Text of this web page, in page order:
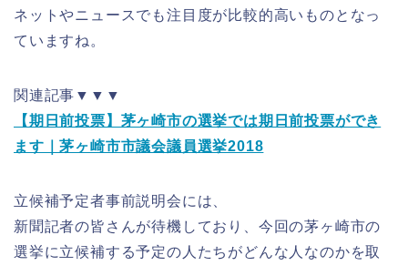
ネットやニュースでも注目度が比較的高いものとなっ
ていますね。
関連記事▼▼▼
【期日前投票】茅ヶ崎市の選挙では期日前投票ができ
ます｜茅ヶ崎市市議会議員選挙2018
立候補予定者事前説明会には、
新聞記者の皆さんが待機しており、今回の茅ヶ崎市の
選挙に立候補する予定の人たちがどんな人なのかを取